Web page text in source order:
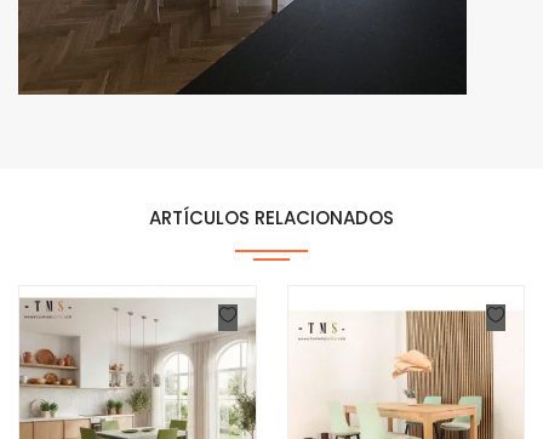
ARTÍCULOS RELACIONADOS